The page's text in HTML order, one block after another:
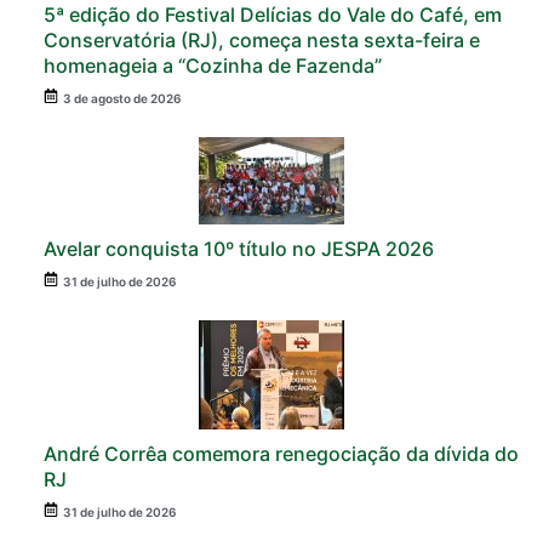
5ª edição do Festival Delícias do Vale do Café, em
Conservatória (RJ), começa nesta sexta-feira e
homenageia a “Cozinha de Fazenda”
3 de agosto de 2026
Avelar conquista 10º título no JESPA 2026
31 de julho de 2026
André Corrêa comemora renegociação da dívida do
RJ
31 de julho de 2026